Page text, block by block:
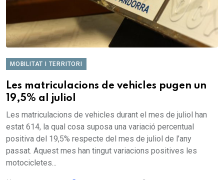
MOBILITAT I TERRITORI
Les matriculacions de vehicles pugen un
19,5% al juliol
Les matriculacions de vehicles durant el mes de juliol han
estat 614, la qual cosa suposa una variació percentual
positiva del 19,5% respecte del mes de juliol de l’any
passat. Aquest mes han tingut variacions positives les
motocicletes...